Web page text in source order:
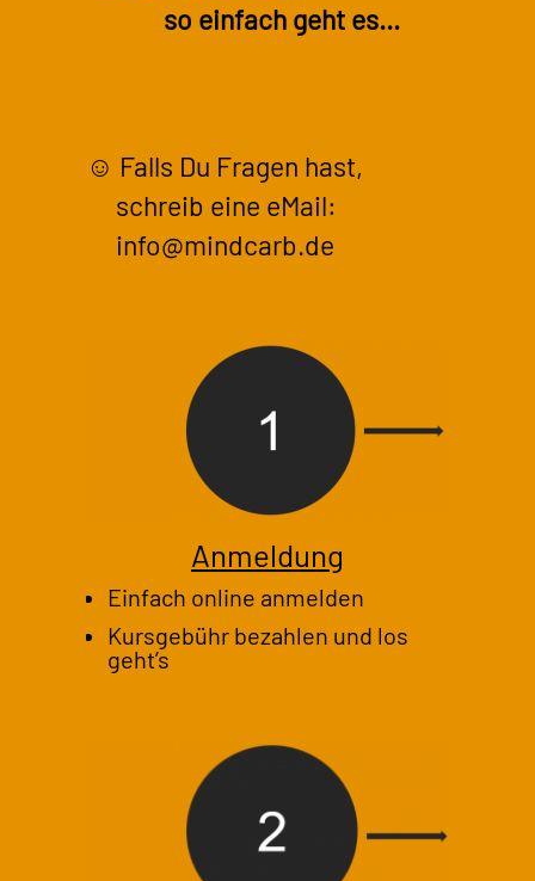
so einfach geht es…
☺ Falls Du Fragen hast,
schreib eine eMail:
info@mindcarb.de
Anmeldung
Einfach online anmelden
Kursgebühr bezahlen und los
geht’s